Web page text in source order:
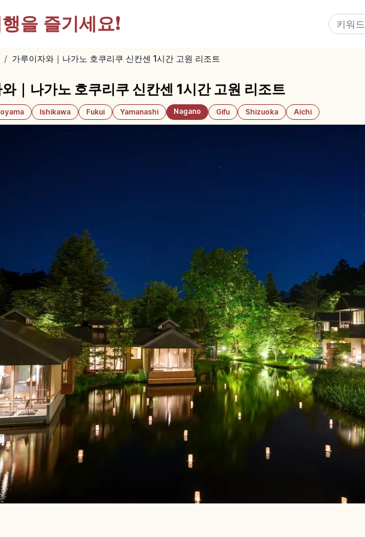
을 즐기세요!
/ 가루이자와｜나가노 호쿠리쿠 신칸센 1시간 고원 리조트
｜나가노 호쿠리쿠 신칸센 1시간 고원 리조트
Ishikawa Fukui Yamanashi Nagano Gifu Shizuoka Aichi